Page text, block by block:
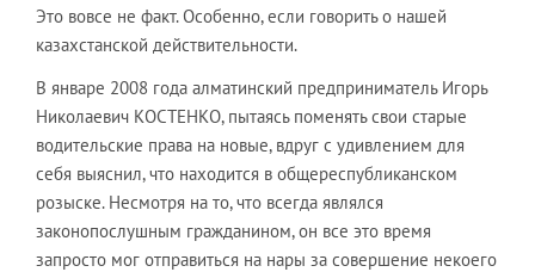
Это вовсе не факт. Особенно, если говорить о нашей
казахстанской действительности.
В январе 2008 года алматинский предприниматель Игорь
Николаевич КОСТЕНКО, пытаясь поменять свои старые
водительские права на новые, вдруг с удивлением для
себя выяснил, что находится в общереспубликанском
розыске. Несмотря на то, что всегда являлся
законопослушным гражданином, он все это время
запросто мог отправиться на нары за совершение некоего